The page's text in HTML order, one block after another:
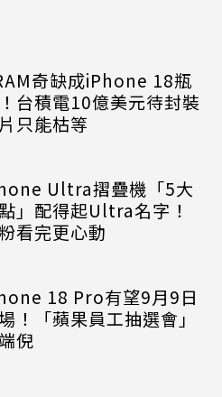
奇缺成iPhone 18瓶
台積電10億美元待封裝
只能枯等
Ultra摺疊機「5大
」配得起Ultra名字！
看完更心動
18 Pro有望9月9日
！「蘋果員工抽選會」
倪